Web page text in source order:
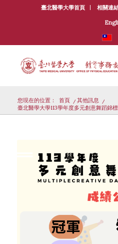
臺北醫學大學首頁 相關連
您現在的位置： 首頁 / 其他訊息
/
臺北醫學大學113學年度多元創意舞蹈錦